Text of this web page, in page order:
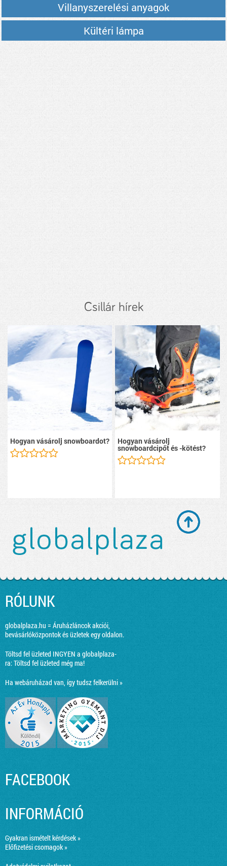
Villanyszerelési anyagok
Kültéri lámpa
Csillár hírek
Hogyan vásárolj snowboardot? Hogyan vásárolj
snowboardcipőt és -kötést?
RÓLUNK
globalplaza.hu = Áruházláncok akciói,
bevásárlóközpontok és üzletek egy oldalon.
Töltsd fel üzleted INGYEN a globalplaza-
ra:Töltsd fel üzleted még ma!
Ha webáruházad van, így tudsz felkerülni »
FACEBOOK
INFORMÁCIÓ
Gyakran ismételt kérdések »
Előfizetési csomagok »